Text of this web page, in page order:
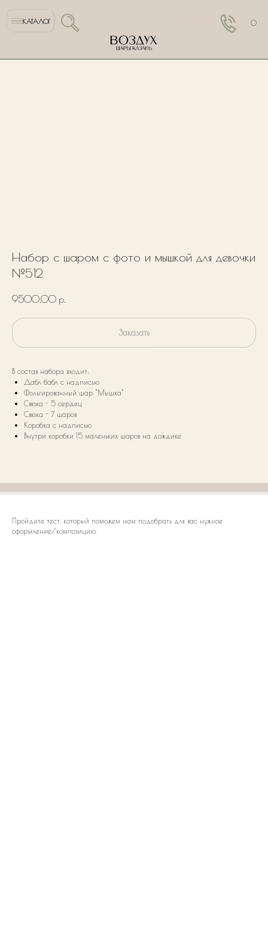
КАТАЛОГ 0
Набор с шаром с фото и мышкой для девочки
№512
9500,00 р.
Заказать
В состав набора входит:
Дабл бабл с надписью
Фольгированный шар "Мышка"
Связка - 5 сердец
Связка - 7 шаров
Коробка с надписью
Внутри коробки 15 маленьких шаров на дождике
Пройдите тест, который поможем нам подобрать для вас нужное
оформление/композицию.